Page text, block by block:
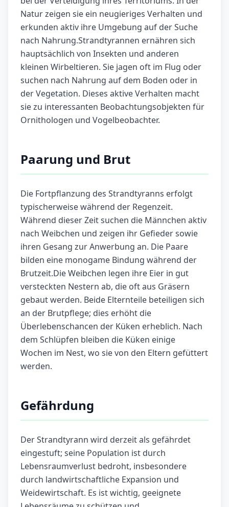
Natur zeigen sie ein neugieriges Verhalten und
erkunden aktiv ihre Umgebung auf der Suche
nach Nahrung.Strandtyrannen ernähren sich
hauptsächlich von Insekten und anderen
kleinen Wirbeltieren. Sie jagen oft im Flug oder
suchen nach Nahrung auf dem Boden oder in
der Vegetation. Dieses aktive Verhalten macht
sie zu interessanten Beobachtungsobjekten für
Ornithologen und Vogelbeobachter.
Paarung und Brut
Die Fortpflanzung des Strandtyranns erfolgt
typischerweise während der Regenzeit.
Während dieser Zeit suchen die Männchen aktiv
nach Weibchen und zeigen ihr Gefieder sowie
ihren Gesang zur Anwerbung an. Die Paare
bilden eine monogame Bindung während der
Brutzeit.Die Weibchen legen ihre Eier in gut
versteckten Nestern ab, die oft aus Gräsern
gebaut werden. Beide Elternteile beteiligen sich
an der Brutpflege; dies erhöht die
Überlebenschancen der Küken erheblich. Nach
dem Schlüpfen bleiben die Küken einige
Wochen im Nest, wo sie von den Eltern gefüttert
werden.
Gefährdung
Der Strandtyrann wird derzeit als gefährdet
eingestuft; seine Population ist durch
Lebensraumverlust bedroht, insbesondere
durch landwirtschaftliche Expansion und
Weidewirtschaft. Es ist wichtig, geeignete